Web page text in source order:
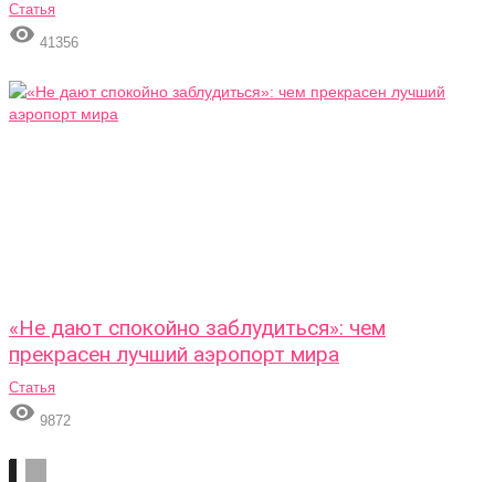
Статья
 41356
«Не дают спокойно заблудиться»: чем
прекрасен лучший аэропорт мира
Статья
 9872